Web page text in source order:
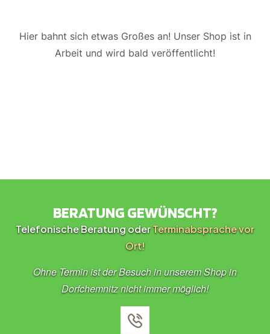
Hier bahnt sich etwas Großes an! Unser Shop ist in
Arbeit und wird bald veröffentlicht!
BERATUNG GEWÜNSCHT?
Telefonische Beratung oderTerminabsprache vor
Ort!
Ohne Termin ist der Besuch in unserem Shop in
Dorfchemnitz nicht immer möglich!